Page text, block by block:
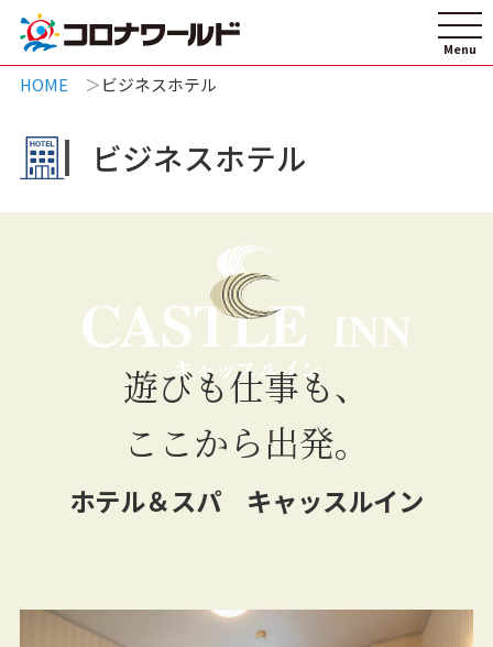
HOME ビジネスホテル
ビジネスホテル
遊びも仕事も、
ここから出発。
ホテル＆スパ キャッスルイン